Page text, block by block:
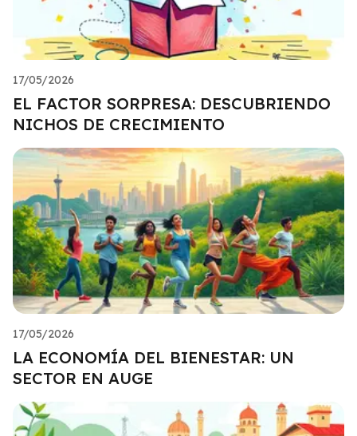
17/05/2026
EL FACTOR SORPRESA: DESCUBRIENDO
NICHOS DE CRECIMIENTO
17/05/2026
LA ECONOMÍA DEL BIENESTAR: UN
SECTOR EN AUGE